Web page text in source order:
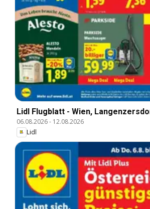
Lidl Flugblatt - Wien,
06.08.2026- 12.08.2026
Lidl